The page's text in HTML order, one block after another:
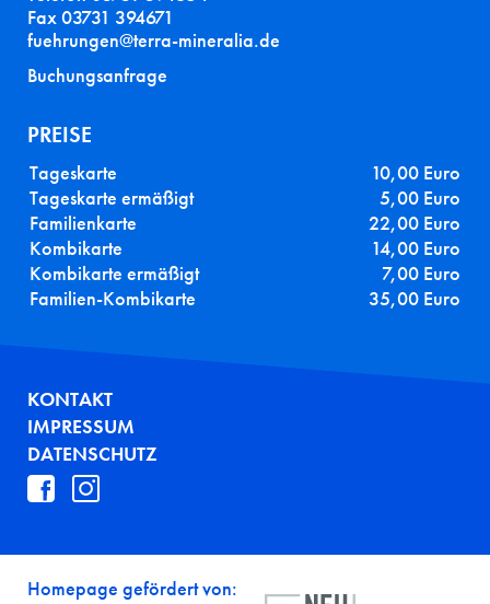
Fax 03731 394671
fuehrungen@terra-mineralia.de
Buchungsanfrage
PREISE
Tageskarte
10,00 Euro
Tageskarte ermäßigt
5,00 Euro
Familienkarte
22,00 Euro
Kombikarte
14,00 Euro
Kombikarte ermäßigt
7,00 Euro
Familien-Kombikarte
35,00 Euro
FUSSZEILE
KONTAKT
IMPRESSUM
DATENSCHUTZ
Homepage gefördert von: